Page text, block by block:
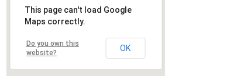
This page can't load Google
Maps correctly.
Do you own this
website?
OK